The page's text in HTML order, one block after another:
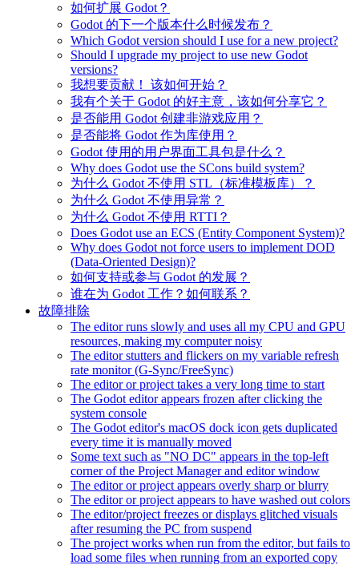
如何扩展 Godot？
Godot 的下一个版本什么时候发布？
Which Godot version should I use for a new project?
Should I upgrade my project to use new Godot
versions?
我想要贡献！ 该如何开始？
我有个关于 Godot 的好主意，该如何分享它？
是否能用 Godot 创建非游戏应用？
是否能将 Godot 作为库使用？
Godot 使用的用户界面工具包是什么？
Why does Godot use the SCons build system?
为什么 Godot 不使用 STL（标准模板库）？
为什么 Godot 不使用异常？
为什么 Godot 不使用 RTTI？
Does Godot use an ECS (Entity Component System)?
Why does Godot not force users to implement DOD
(Data-Oriented Design)?
如何支持或参与 Godot 的发展？
谁在为 Godot 工作？如何联系？
故障排除
The editor runs slowly and uses all my CPU and GPU
resources, making my computer noisy
The editor stutters and flickers on my variable refresh
rate monitor (G-Sync/FreeSync)
The editor or project takes a very long time to start
The Godot editor appears frozen after clicking the
system console
The Godot editor's macOS dock icon gets duplicated
every time it is manually moved
Some text such as "NO DC" appears in the top-left
corner of the Project Manager and editor window
The editor or project appears overly sharp or blurry
The editor or project appears to have washed out colors
The editor/project freezes or displays glitched visuals
after resuming the PC from suspend
The project works when run from the editor, but fails to
load some files when running from an exported copy